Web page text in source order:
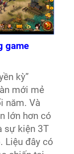
game
kỳ”
mới mẻ
năm. Và
lớn hơn có
sự kiện 3T
Liệu đây có